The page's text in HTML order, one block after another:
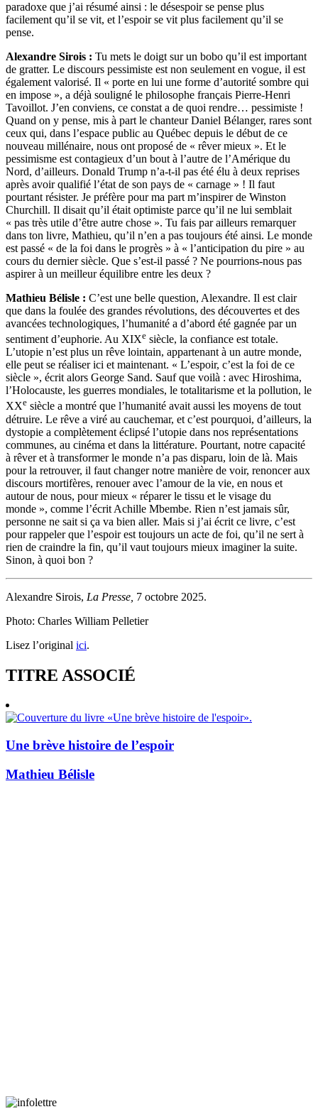
paradoxe que j’ai résumé ainsi : le désespoir se pense plus
facilement qu’il se vit, et l’espoir se vit plus facilement qu’il se
pense.
Alexandre Sirois : Tu mets le doigt sur un bobo qu’il est important
de gratter. Le discours pessimiste est non seulement en vogue, il est
également valorisé. Il « porte en lui une forme d’autorité sombre qui
en impose », a déjà souligné le philosophe français Pierre-Henri
Tavoillot. J’en conviens, ce constat a de quoi rendre… pessimiste !
Quand on y pense, mis à part le chanteur Daniel Bélanger, rares sont
ceux qui, dans l’espace public au Québec depuis le début de ce
nouveau millénaire, nous ont proposé de « rêver mieux ». Et le
pessimisme est contagieux d’un bout à l’autre de l’Amérique du
Nord, d’ailleurs. Donald Trump n’a-t-il pas été élu à deux reprises
après avoir qualifié l’état de son pays de « carnage » ! Il faut
pourtant résister. Je préfère pour ma part m’inspirer de Winston
Churchill. Il disait qu’il était optimiste parce qu’il ne lui semblait
« pas très utile d’être autre chose ». Tu fais par ailleurs remarquer
dans ton livre, Mathieu, qu’il n’en a pas toujours été ainsi. Le monde
est passé « de la foi dans le progrès » à « l’anticipation du pire » au
cours du dernier siècle. Que s’est-il passé ? Ne pourrions-nous pas
aspirer à un meilleur équilibre entre les deux ?
Mathieu Bélisle : C’est une belle question, Alexandre. Il est clair
que dans la foulée des grandes révolutions, des découvertes et des
avancées technologiques, l’humanité a d’abord été gagnée par un
sentiment d’euphorie. Au XIXe siècle, la confiance est totale.
L’utopie n’est plus un rêve lointain, appartenant à un autre monde,
elle peut se réaliser ici et maintenant. « L’espoir, c’est la foi de ce
siècle », écrit alors George Sand. Sauf que voilà : avec Hiroshima,
l’Holocauste, les guerres mondiales, le totalitarisme et la pollution, le
XXe siècle a montré que l’humanité avait aussi les moyens de tout
détruire. Le rêve a viré au cauchemar, et c’est pourquoi, d’ailleurs, la
dystopie a complètement éclipsé l’utopie dans nos représentations
communes, au cinéma et dans la littérature. Pourtant, notre capacité
à rêver et à transformer le monde n’a pas disparu, loin de là. Mais
pour la retrouver, il faut changer notre manière de voir, renoncer aux
discours mortifères, renouer avec l’amour de la vie, en nous et
autour de nous, pour mieux « réparer le tissu et le visage du
monde », comme l’écrit Achille Mbembe. Rien n’est jamais sûr,
personne ne sait si ça va bien aller. Mais si j’ai écrit ce livre, c’est
pour rappeler que l’espoir est toujours un acte de foi, qu’il ne sert à
rien de craindre la fin, qu’il vaut toujours mieux imaginer la suite.
Sinon, à quoi bon ?
Alexandre Sirois, La Presse, 7 octobre 2025.
Photo: Charles William Pelletier
Lisez l’original ici.
TITRE ASSOCIÉ
Une brève histoire de l’espoir
Mathieu Bélisle